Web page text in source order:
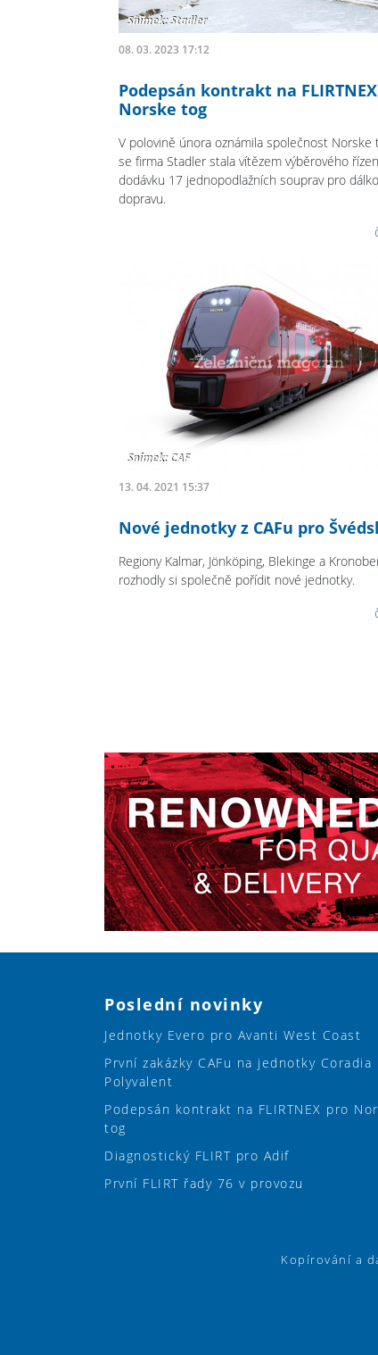
08. 03. 2023 17:12
Podepsán kontrakt na
Norske tog
V polovině února oznámila společnost Norske
se firma Stadler stala vítězem výběrového
dodávku 17 jednopodlažních souprav pro
dopravu.
13. 04. 2021 15:37
Nové jednotky z CAFu pro
Regiony Kalmar, Jönköping, Blekinge a
rozhodly si společně pořídit nové jednotky.
Poslední novinky
Jednotky Evero pro Avanti West Coast
První zakázky CAFu na jednotky Coradia
Polyvalent
Podepsán kontrakt na FLIRTNEX pro
tog
Diagnostický FLIRT pro Adif
První FLIRT řady 76 v provozu
Kopírování a